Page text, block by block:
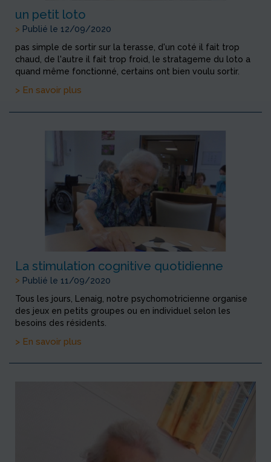
un petit loto
> Publié le 12/09/2020
pas simple de sortir sur la terasse, d'un coté il fait trop
chaud, de l'autre il fait trop froid, le stratageme du loto a
quand même fonctionné, certains ont bien voulu sortir.
> En savoir plus
La stimulation cognitive quotidienne
> Publié le 11/09/2020
Tous les jours, Lenaig, notre psychomotricienne organise
des jeux en petits groupes ou en individuel selon les
besoins des résidents.
> En savoir plus